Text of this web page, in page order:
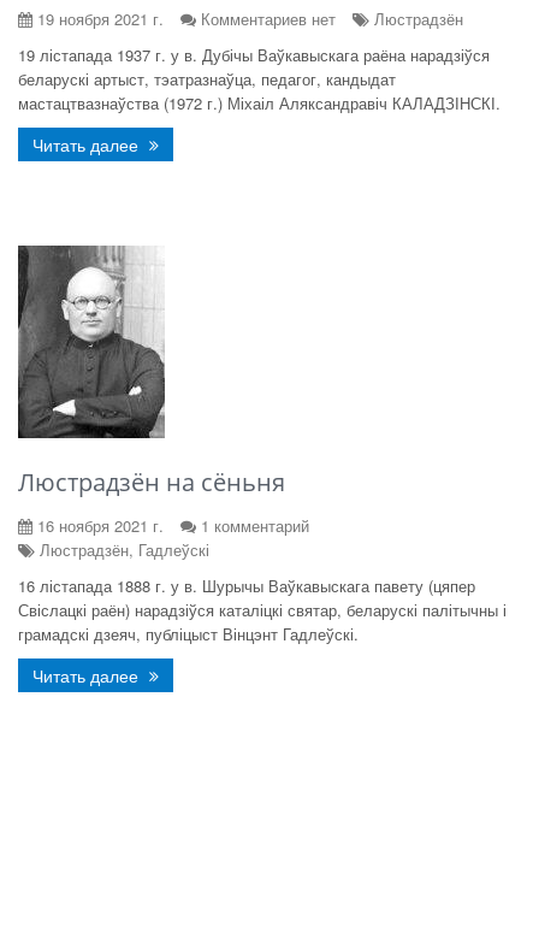
19 ноября 2021 г. Комментариев нет
Люстрадзён
19 лістапада 1937 г. у в. Дубічы Ваўкавыскага раёна нарадзіўся
беларускі артыст, тэатразнаўца, педагог, кандыдат
мастацтвазнаўства (1972 г.) Міхаіл Аляксандравіч КАЛАДЗІНСКІ.
Читать далее
Люстрадзён на сёньня
16 ноября 2021 г.
1 комментарий
Люстрадзён, Гадлеўскі
16 лістапада 1888 г. у в. Шурычы Ваўкавыскага павету (цяпер
Свіслацкі раён) нарадзіўся каталіцкі святар, беларускі палітычны і
грамадскі дзеяч, публіцыст Вінцэнт Гадлеўскі.
Читать далее